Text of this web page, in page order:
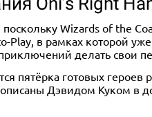
Wizards of the
Play, в рамках которой
делать свои
пятёрка готовых
Дэвидом Куком в